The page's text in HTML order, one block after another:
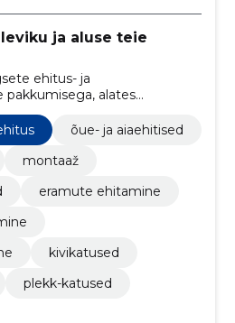
ja aluse teie
ehitus- ja
alates
kuni katustöödeni,
ellu Lõuna-
õue- ja aiaehitised
montaaž
eramute ehitamine
kivikatused
plekk-katused